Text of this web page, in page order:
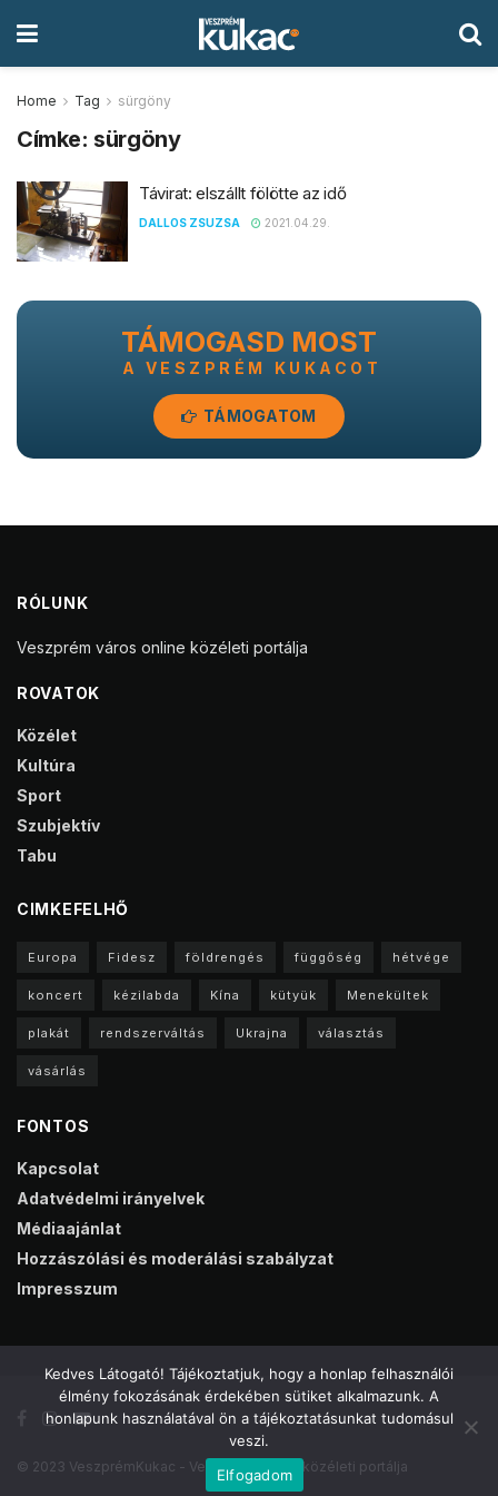
Home Tag sürgöny
Címke: sürgöny
Távirat: elszállt fölötte az idő
DALLOS ZSUZSA 2021.04.29.
TÁMOGASD MOST
A VESZPRÉM KUKACOT
TÁMOGATOM
RÓLUNK
Veszprém város online közéleti portálja
ROVATOK
Közélet
Kultúra
Sport
Szubjektív
Tabu
CIMKEFELHŐ
Europa Fidesz földrengés függőség hétvége
koncert kézilabda Kína kütyük Menekültek
plakát rendszerváltás Ukrajna választás
vásárlás
FONTOS
Kapcsolat
Adatvédelmi irányelvek
Médiaajánlat
Hozzászólási és moderálási szabályzat
Impresszum
© 2023 VeszprémKukac - Veszprém online közéleti portálja
Kedves Látogató! Tájékoztatjuk, hogy a honlap felhasználói
élmény fokozásának érdekében sütiket alkalmazunk. A
honlapunk használatával ön a tájékoztatásunkat tudomásul
veszi.
Elfogadom